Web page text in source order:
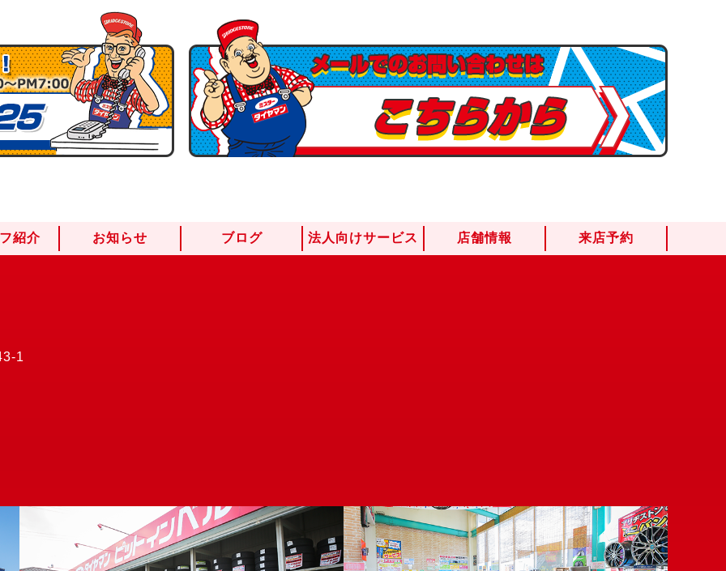
紹介 お知らせ ブログ 法人向けサービス 店舗情報 来店予約
1